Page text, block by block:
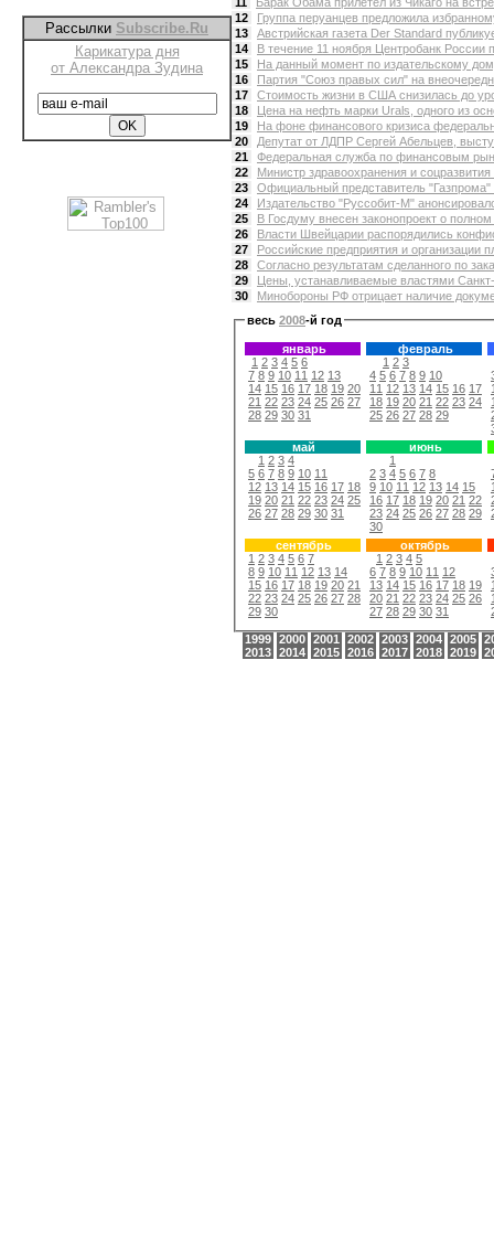
Рассылки Subscribe.Ru
Карикатура дня
от Александра Зудина
12
Группа перуанцев предложила
13
Австрийская газета Der Standard
14
В течение 11 ноября Центробанк России
15
На данный момент по издательскому
16
Партия "Союз правых сил" на
17
Стоимость жизни в США снизилась до
18
Цена на нефть марки Urals, одного из
19
На фоне финансового кризиса
20
Депутат от ЛДПР Сергей Абельцев,
21
Федеральная служба по финансовым
22
Министр здравоохранения и
23
Официальный представитель "Газпрома"
24
Издательство "Руссобит-М"
25
В Госдуму внесен законопроект о
26
Власти Швейцарии распорядились
27
Российские предприятия и организации
28
Согласно результатам сделанного по
29
Цены, устанавливаемые властями
30
Минобороны РФ отрицает наличие
весь 2008-й год
январь
1 2 3 4 5 6
7 8 9 10 11 12 13
14 15 16 17 18 19 20
21 22 23 24 25 26 27
28 29 30 31
февраль
1 2 3
4 5 6 7 8 9 10
11 12 13 14 15 16 17
18 19 20 21 22 23 24
25 26 27 28 29
май
1 2 3 4
5 6 7 8 9 10 11
12 13 14 15 16 17 18
19 20 21 22 23 24 25
26 27 28 29 30 31
июнь
1
2 3 4 5 6 7 8
9 10 11 12 13 14 15
16 17 18 19 20 21 22
23 24 25 26 27 28 29
30
сентябрь
1 2 3 4 5 6 7
8 9 10 11 12 13 14
15 16 17 18 19 20 21
22 23 24 25 26 27 28
29 30
октябрь
1 2 3 4 5
6 7 8 9 10 11 12
13 14 15 16 17 18 19
20 21 22 23 24 25 26
27 28 29 30 31
1999 2000 2001 2002 2003 2004 2005
2013 2014 2015 2016 2017 2018 2019